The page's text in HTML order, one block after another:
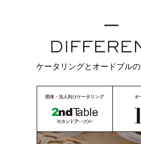
ケータリングとオードブル
団体・法人向けケータリング オ